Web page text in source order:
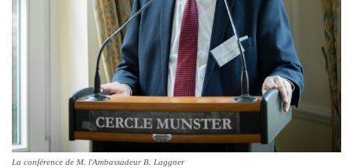
La conférence de M. l'Ambassadeur B. Laggner